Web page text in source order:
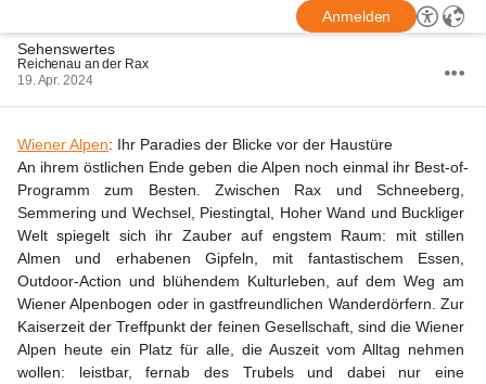
Anmelden
Sehenswertes
Reichenau an der Rax
19. Apr. 2024
Wiener Alpen: Ihr Paradies der Blicke vor der Haustüre
An ihrem östlichen Ende geben die Alpen noch einmal ihr Best-of-
Programm zum Besten. Zwischen Rax und Schneeberg,
Semmering und Wechsel, Piestingtal, Hoher Wand und Buckliger
Welt spiegelt sich ihr Zauber auf engstem Raum: mit stillen
Almen und erhabenen Gipfeln, mit fantastischem Essen,
Outdoor-Action und blühendem Kulturleben, auf dem Weg am
Wiener Alpenbogen oder in gastfreundlichen Wanderdörfern. Zur
Kaiserzeit der Treffpunkt der feinen Gesellschaft, sind die Wiener
Alpen heute ein Platz für alle, die Auszeit vom Alltag nehmen
wollen: leistbar, fernab des Trubels und dabei nur eine